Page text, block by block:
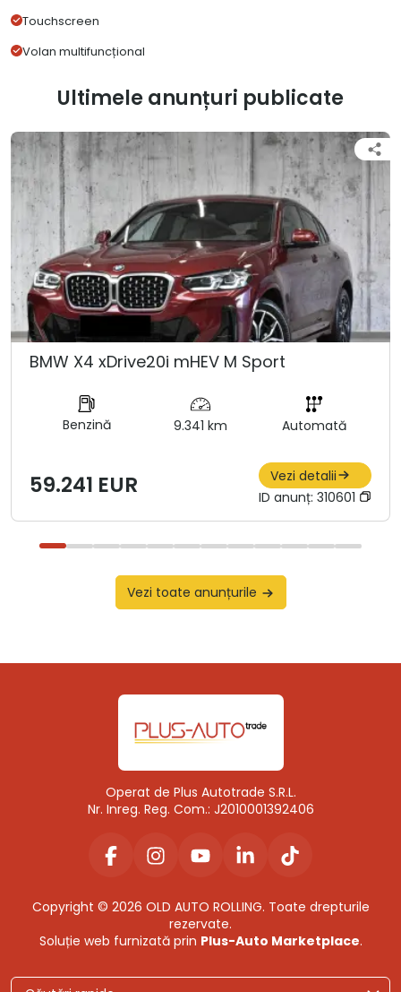
Touchscreen
Volan multifuncțional
Ultimele anunțuri publicate
BMW X4 xDrive20i mHEV M Sport
Benzină 9.341 km Automată
59.241 EUR
Vezi detalii
ID anunț: 310601
Vezi toate anunțurile
Operat de Plus Autotrade S.R.L.
Nr. Inreg. Reg. Com.: J2010001392406
Copyright © 2026 OLD AUTO ROLLING. Toate drepturile
rezervate.
Soluție web furnizată prin Plus-Auto Marketplace.